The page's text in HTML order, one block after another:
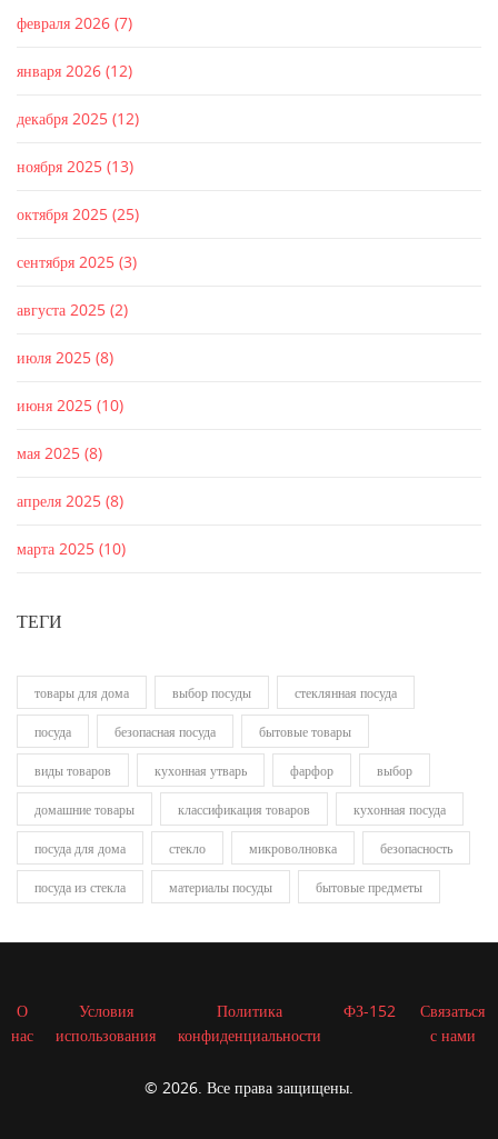
февраля 2026 (7)
января 2026 (12)
декабря 2025 (12)
ноября 2025 (13)
октября 2025 (25)
сентября 2025 (3)
августа 2025 (2)
июля 2025 (8)
июня 2025 (10)
мая 2025 (8)
апреля 2025 (8)
марта 2025 (10)
ТЕГИ
товары для дома выбор посуды стеклянная посуда
посуда безопасная посуда бытовые товары
виды товаров кухонная утварь фарфор выбор
домашние товары классификация товаров кухонная посуда
посуда для дома стекло микроволновка безопасность
посуда из стекла материалы посуды бытовые предметы
О
нас
Условия
использования
Политика
конфиденциальности
ФЗ-152
Связаться
с нами
© 2026. Все права защищены.